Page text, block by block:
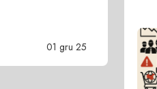
01 gru 25